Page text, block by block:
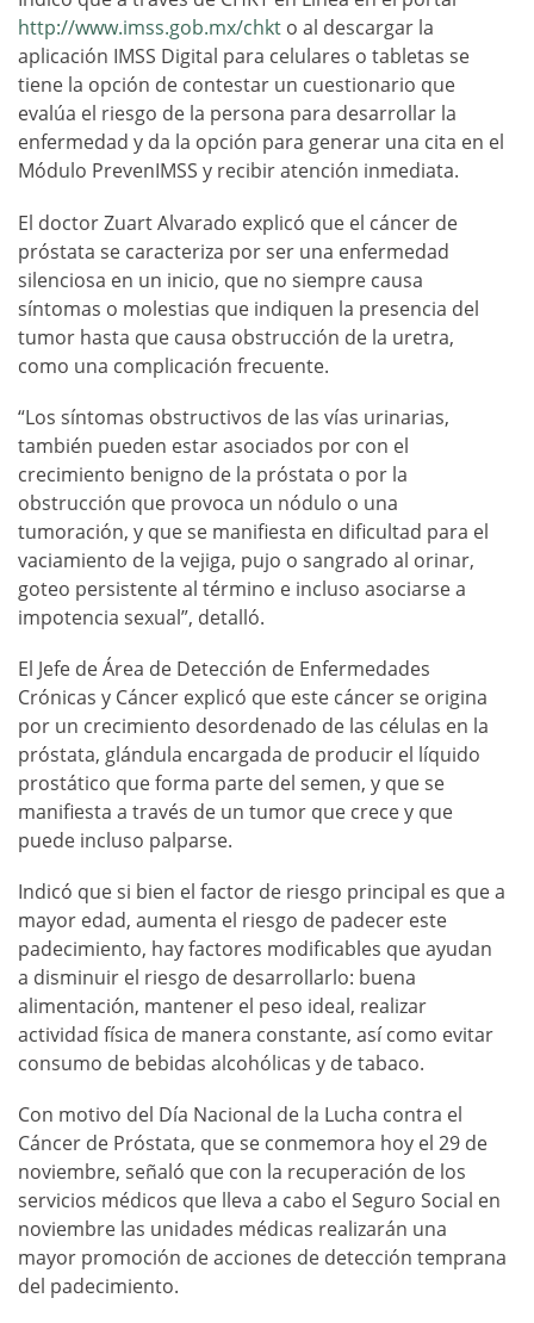
http://www.imss.gob.mx/chkt o al descargar la
aplicación IMSS Digital para celulares o tabletas se
tiene la opción de contestar un cuestionario que
evalúa el riesgo de la persona para desarrollar la
enfermedad y da la opción para generar una cita en el
Módulo PrevenIMSS y recibir atención inmediata.
El doctor Zuart Alvarado explicó que el cáncer de
próstata se caracteriza por ser una enfermedad
silenciosa en un inicio, que no siempre causa
síntomas o molestias que indiquen la presencia del
tumor hasta que causa obstrucción de la uretra,
como una complicación frecuente.
“Los síntomas obstructivos de las vías urinarias,
también pueden estar asociados por con el
crecimiento benigno de la próstata o por la
obstrucción que provoca un nódulo o una
tumoración, y que se manifiesta en dificultad para el
vaciamiento de la vejiga, pujo o sangrado al orinar,
goteo persistente al término e incluso asociarse a
impotencia sexual”, detalló.
El Jefe de Área de Detección de Enfermedades
Crónicas y Cáncer explicó que este cáncer se origina
por un crecimiento desordenado de las células en la
próstata, glándula encargada de producir el líquido
prostático que forma parte del semen, y que se
manifiesta a través de un tumor que crece y que
puede incluso palparse.
Indicó que si bien el factor de riesgo principal es que a
mayor edad, aumenta el riesgo de padecer este
padecimiento, hay factores modificables que ayudan
a disminuir el riesgo de desarrollarlo: buena
alimentación, mantener el peso ideal, realizar
actividad física de manera constante, así como evitar
consumo de bebidas alcohólicas y de tabaco.
Con motivo del Día Nacional de la Lucha contra el
Cáncer de Próstata, que se conmemora hoy el 29 de
noviembre, señaló que con la recuperación de los
servicios médicos que lleva a cabo el Seguro Social en
noviembre las unidades médicas realizarán una
mayor promoción de acciones de detección temprana
del padecimiento.